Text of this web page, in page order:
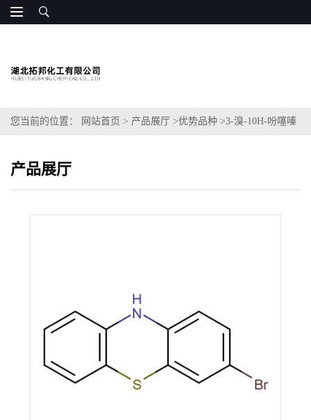
您当前的位置： 网站首页 > 产品展厅 >优势品种 >3-溴-10H-吩噻嗪
产品展厅